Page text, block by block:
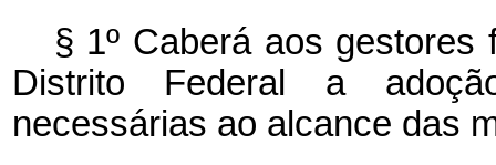
§ 1º Caberá aos
Distrito Federal a
necessárias ao alcance das